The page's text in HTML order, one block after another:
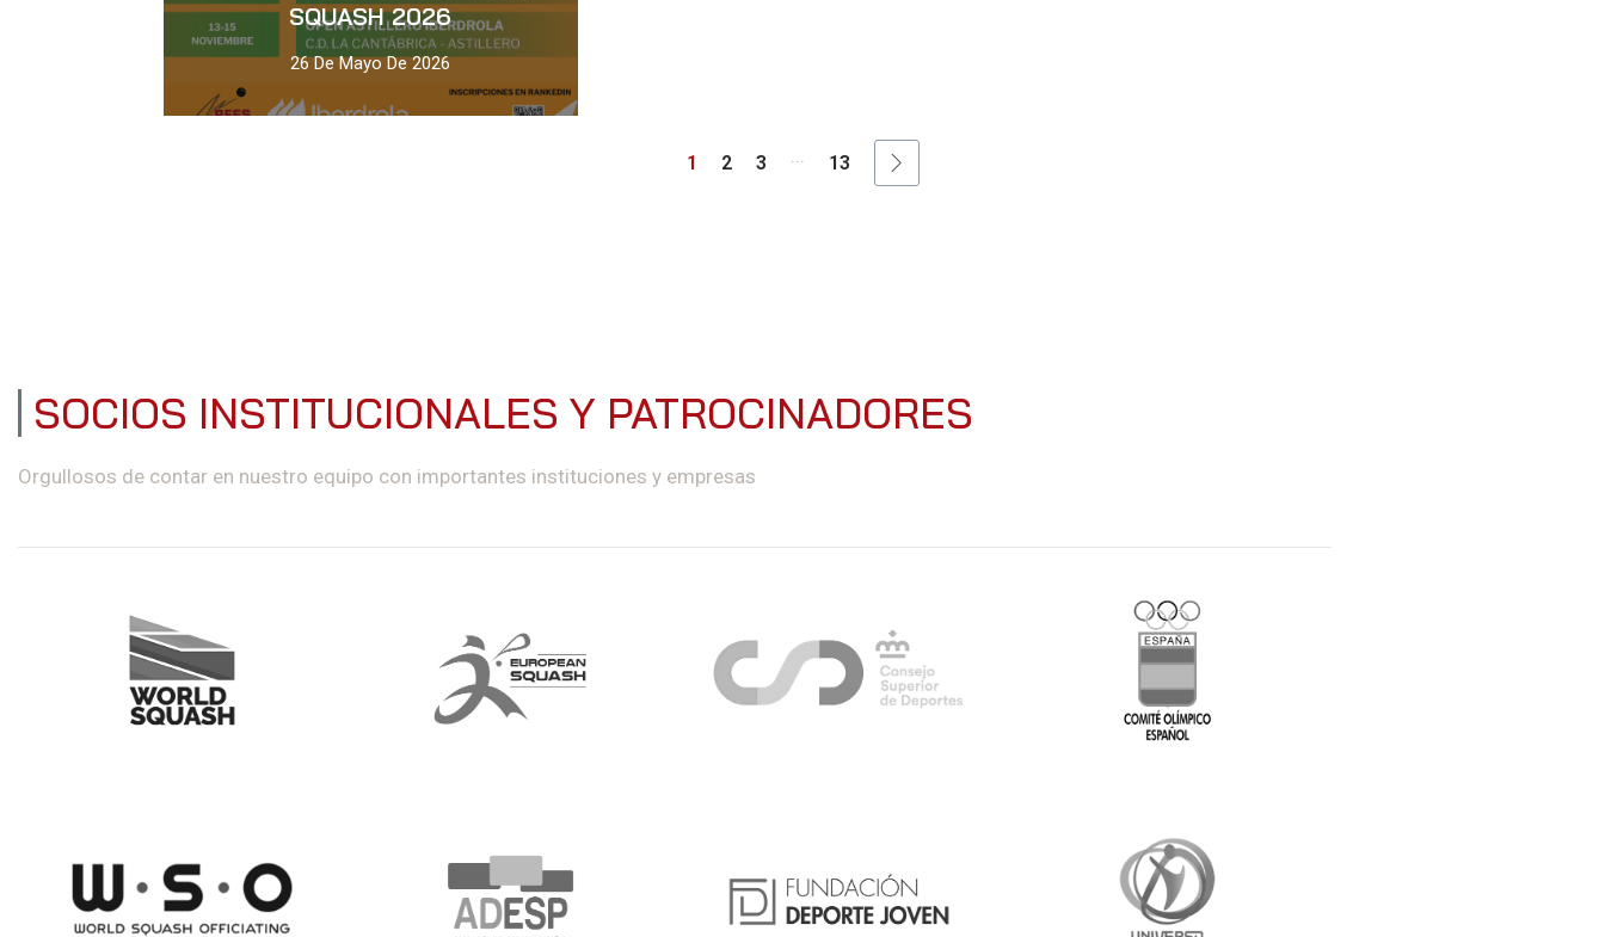
SQUASH 2026
26 De Mayo De 2026
1 2 3 ... 13
SOCIOS INSTITUCIONALES Y PATROCINADORES
Orgullosos de contar en nuestro equipo con importantes instituciones y empresas